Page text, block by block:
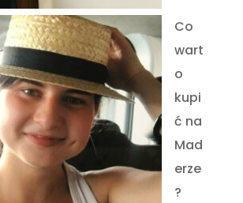
Co
wart
o
kupi
ć na
Mad
erze
?